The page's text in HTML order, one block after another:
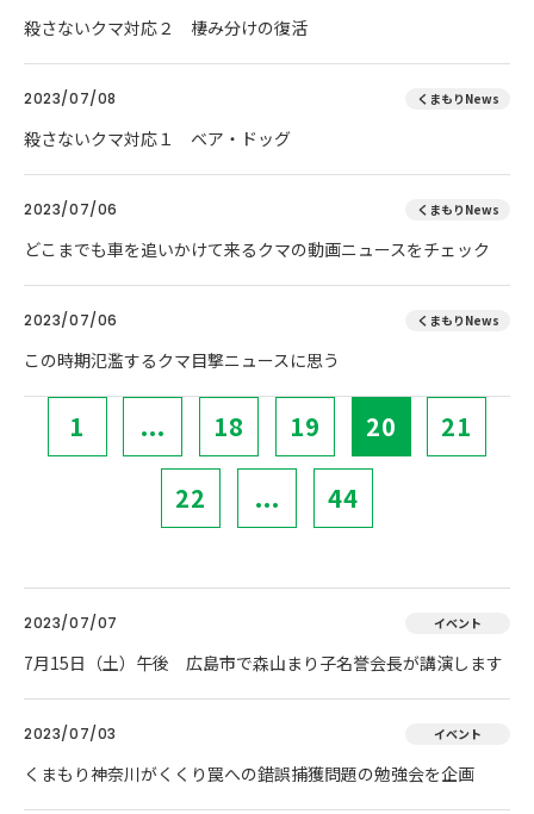
殺さないクマ対応２ 棲み分けの復活
2023/07/08 くまもりNews
殺さないクマ対応１ ベア・ドッグ
2023/07/06 くまもりNews
どこまでも車を追いかけて来るクマの動画ニュースをチェック
2023/07/06 くまもりNews
この時期氾濫するクマ目撃ニュースに思う
1 ... 18 19 20 21
22 ... 44
2023/07/07 イベント
7月15日（土）午後 広島市で森山まり子名誉会長が講演します
2023/07/03 イベント
くまもり神奈川がくくり罠への錯誤捕獲問題の勉強会を企画